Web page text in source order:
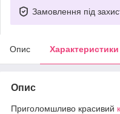
Замовлення під
Опис Характеристики
Опис
Приголомшливо красивий